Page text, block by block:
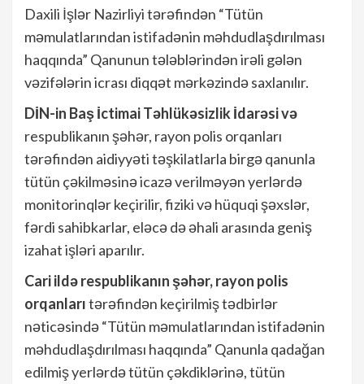
Daxili İşlər Nazirliyi tərəfindən “Tütün
məmulatlarından istifadənin məhdudlaşdırılması
haqqında” Qanunun tələblərindən irəli gələn
vəzifələrin icrası diqqət mərkəzində saxlanılır.
DİN-in Baş İctimai Təhlükəsizlik İdarəsi və
respublikanın şəhər, rayon polis orqanları
tərəfindən aidiyyəti təşkilatlarla birgə qanunla
tütün çəkilməsinə icazə verilməyən yerlərdə
monitorinqlər keçirilir, fiziki və hüquqi şəxslər,
fərdi sahibkarlar, eləcə də əhali arasında geniş
izahat işləri aparılır.
Cari ildə respublikanın şəhər, rayon polis
orqanlarıtərəfindən keçirilmiş tədbirlər
nəticəsində “Tütün məmulatlarından istifadənin
məhdudlaşdırılması haqqında” Qanunla qadağan
edilmiş yerlərdə tütün çəkdiklərinə, tütün